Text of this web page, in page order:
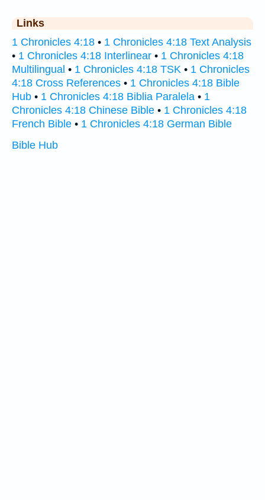
Links
1 Chronicles 4:18 • 1 Chronicles 4:18 Text Analysis
• 1 Chronicles 4:18 Interlinear • 1 Chronicles 4:18
Multilingual • 1 Chronicles 4:18 TSK • 1 Chronicles
4:18 Cross References • 1 Chronicles 4:18 Bible
Hub • 1 Chronicles 4:18 Biblia Paralela • 1
Chronicles 4:18 Chinese Bible • 1 Chronicles 4:18
French Bible • 1 Chronicles 4:18 German Bible
Bible Hub